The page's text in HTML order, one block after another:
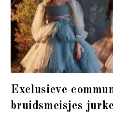
Exclusieve
bruidsmeisjes